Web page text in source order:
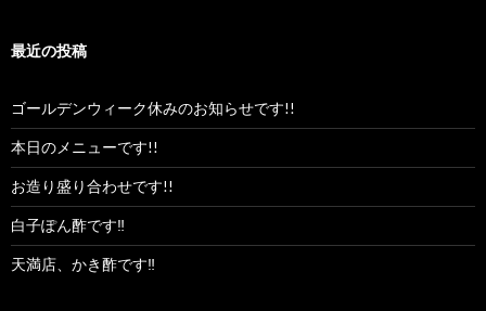
最近の投稿
ゴールデンウィーク休みのお知らせです!!
本日のメニューです!!
お造り盛り合わせです!!
白子ぽん酢です‼︎
天満店、かき酢です‼︎